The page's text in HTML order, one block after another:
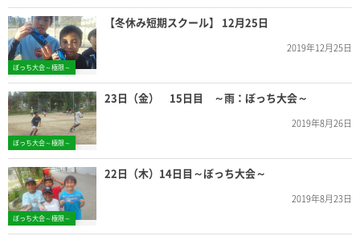
ぼっち大会～極限～
【冬休み短期スクール】 12月25日
2019年12月25日
ぼっち大会～極限～
23日（金） 15日目 ～雨：ぼっち大会～
2019年8月26日
ぼっち大会～極限～
22日（木）14日目～ぼっち大会～
2019年8月23日